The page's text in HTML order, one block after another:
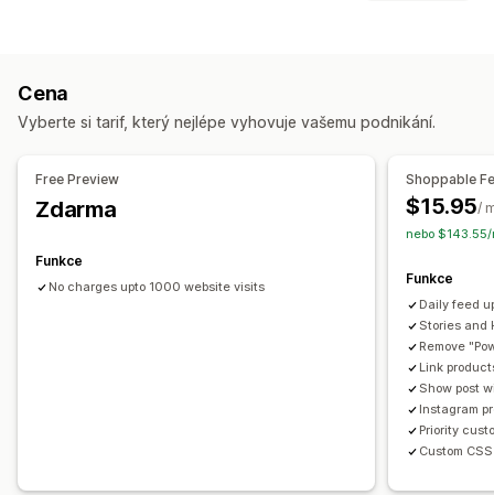
Přizpůsobení
Vlastní styly
Vlastní CSS Titulky
Efekty při najetí myší
Štítky s možností nákupu
Analytika
Cena
Vyberte si tarif, který nejlépe vyhovuje vašemu podnikání.
Free Preview
Zdarma
Funkce
No charges upto 1000 website visits
Shoppable
$15.95/
nebo $143.55/
Funkce
Daily feed
Stories and
Remove
Link
Show post
Instagram
Priority
Custom